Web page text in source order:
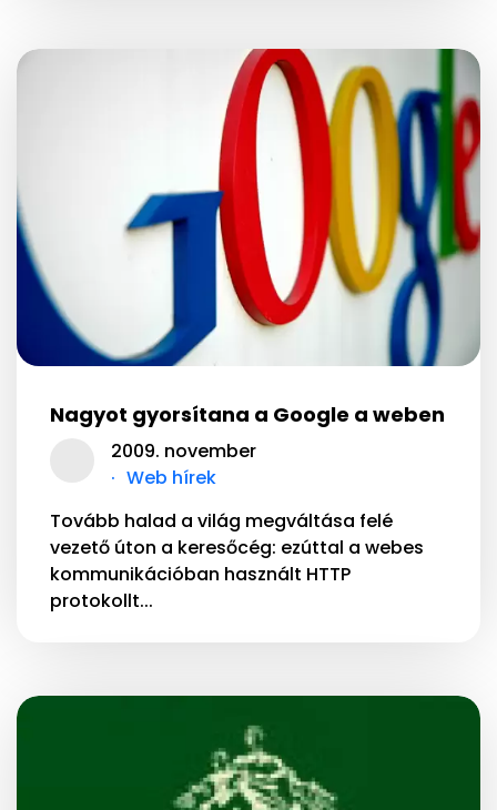
Nagyot gyorsítana a Google a weben
2009. november
Web hírek
Tovább halad a világ megváltása felé
vezető úton a keresőcég: ezúttal a webes
kommunikációban használt HTTP
protokollt...